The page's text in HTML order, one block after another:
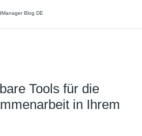
Tools für die
in Ihrem